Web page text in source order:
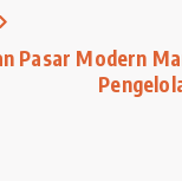
Pasar Modern